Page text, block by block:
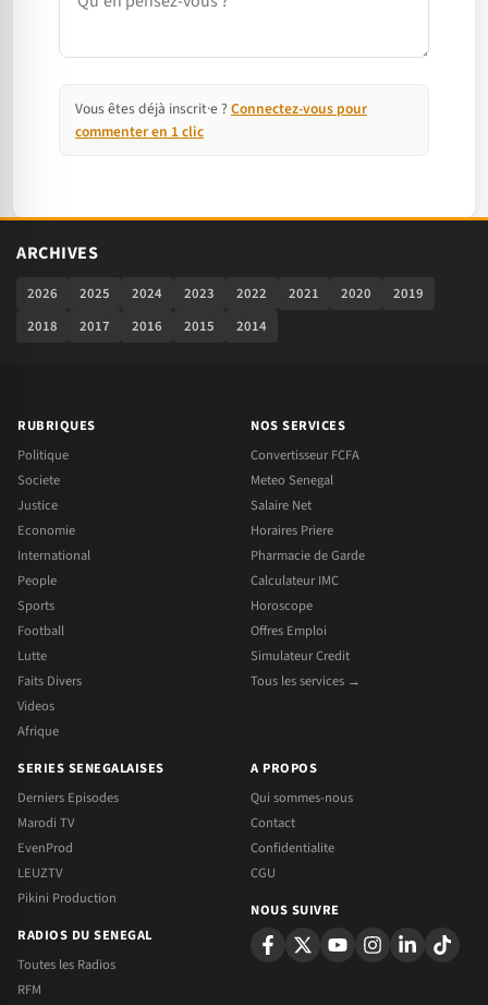
Vous êtes déjà inscrit·e ? Connectez-vous pour
commenter en 1 clic
ARCHIVES
2026 2025 2024 2023 2022 2021 2020
2019
2018
2017 2016 2015 2014
RUBRIQUES
Politique
Societe
Justice
Economie
International
People
Sports
Football
Lutte
Faits Divers
Videos
Afrique
NOS SERVICES
Convertisseur FCFA
Meteo Senegal
Salaire Net
Horaires Priere
Pharmacie de Garde
Calculateur IMC
Horoscope
Offres Emploi
Simulateur Credit
Tous les services →
SERIES SENEGALAISES
Derniers Episodes
Marodi TV
EvenProd
LEUZTV
Pikini Production
RADIOS DU SENEGAL
Toutes les Radios
RFM
A PROPOS
Qui sommes-nous
Contact
Confidentialite
CGU
NOUS SUIVRE